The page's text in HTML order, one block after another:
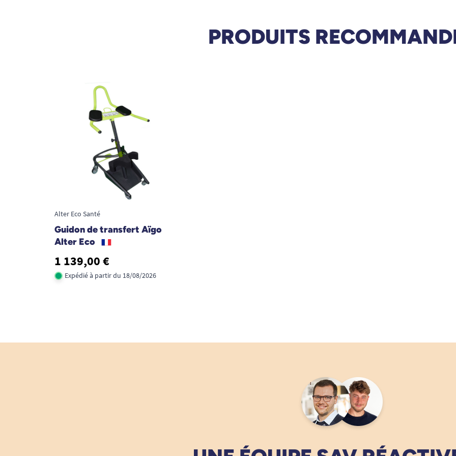
PRODUITS
Alter Eco Santé
Guidon de transfert Aïgo
Alter Eco
1 139,00 €
Expédié à partir du 18/08/2026